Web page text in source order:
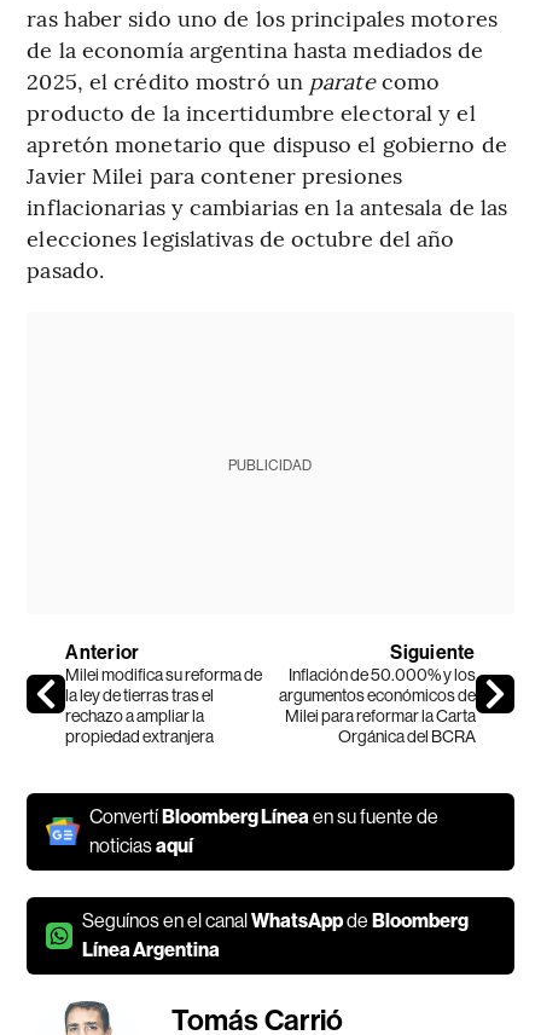
ras haber sido uno de los principales motores
de la economía argentina hasta mediados de
2025, el crédito mostró un paratecomo
producto de la incertidumbre electoral y el
apretón monetario que dispuso el gobierno de
Javier Milei para contener presiones
inflacionarias y cambiarias en la antesala de las
elecciones legislativas de octubre del año
pasado.
PUBLICIDAD
Anterior
Milei modifica su reforma de
la ley de tierras tras el
rechazo a ampliar la
propiedad extranjera
Siguiente
Inflación de 50.000% y los
argumentos económicos de
Milei para reformar la Carta
Orgánica del BCRA
ConvertíBloomberg Línea en su fuente de
noticiasaquí
Seguínos en el canalWhatsAppdeBloomberg
Línea Argentina
Tomás Carrió